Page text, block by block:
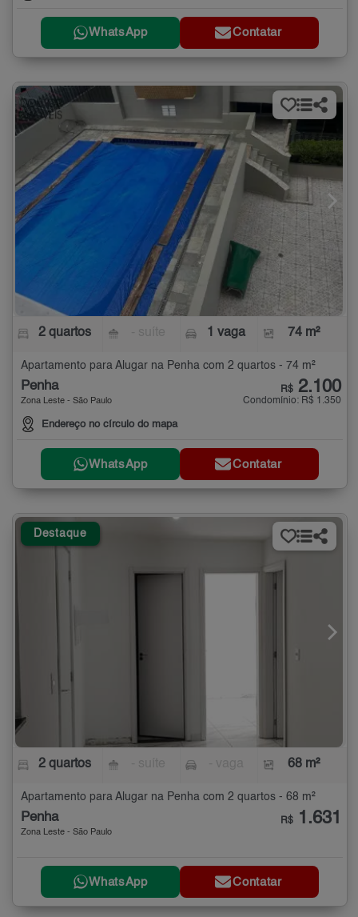
WhatsApp Contatar
2 quartos 1 vaga 74 m²
Apartamento para Alugar na Penha com 2 quartos - 74 m²
Penha
Zona Leste - São Paulo
Endereço no círculo do mapa
R$ 2.100
Condomínio: R$ 1.350
WhatsApp Contatar
Destaque
2 quartos 68 m²
Apartamento para Alugar na Penha com 2 quartos - 68 m²
Penha
Zona Leste - São Paulo
R$ 1.631
WhatsApp Contatar